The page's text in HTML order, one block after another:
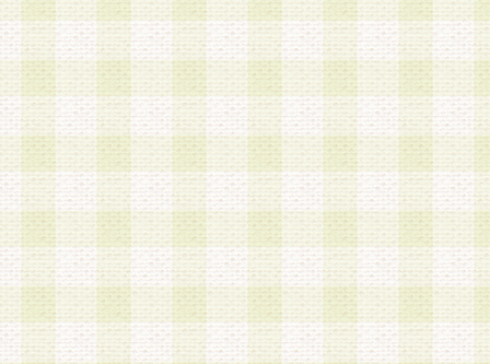
a.既に登録されている会員と同一のメールアドレ
録する場合
b.本サービスと同様のサービスを提供している企
業に従事していると思われる本人またはその家族
場合
c.その他当社が不適切と判断する場合
2.当社は、会員登録希望者を会員として承認する
した 場合、会員登録希望者による会員登録手続
による承認後の場合であっても、会員登録の取り
の抹消を、当社が適切と判 断する方法・手段に
とができるものとします。